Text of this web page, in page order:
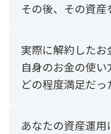
その後、その資産
実際に解約した
自身のお金の使い
どの程度満足だっ
あなたの資産運